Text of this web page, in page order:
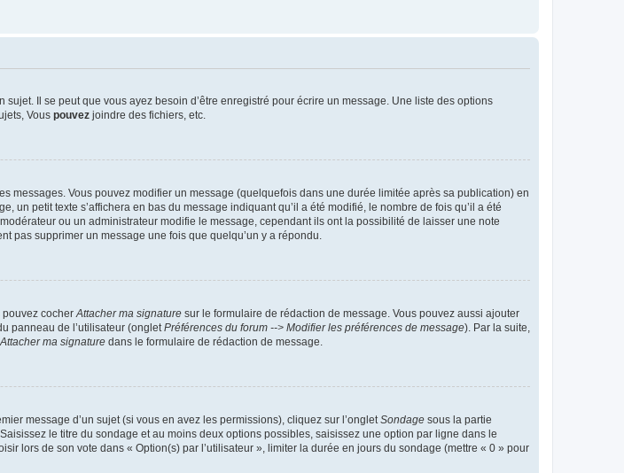
Il se peut que vous ayez besoin d’être enregistré pour écrire un message. Une liste des options
Vous pouvez joindre des fichiers, etc.
messages. Vous pouvez modifier un message (quelquefois dans une durée limitée après sa publication) en
un petit texte s’affichera en bas du message indiquant qu’il a été modifié, le nombre de fois qu’il a été
ou un administrateur modifie le message, cependant ils ont la possibilité de laisser une note
pas supprimer un message une fois que quelqu’un y a répondu.
pouvez cocher Attacher ma signature sur le formulaire de rédaction de message. Vous pouvez aussi ajouter
panneau de l’utilisateur (onglet Préférences du forum --> Modifier les préférences de message). Par la suite,
Attacher ma signature dans le formulaire de rédaction de message.
message d’un sujet (si vous en avez les permissions), cliquez sur l’onglet Sondage sous la partie
le titre du sondage et au moins deux options possibles, saisissez une option par ligne dans le
lors de son vote dans « Option(s) par l’utilisateur », limiter la durée en jours du sondage (mettre « 0 » pour